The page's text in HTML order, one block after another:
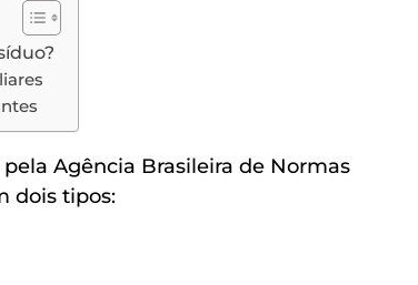
Agência Brasileira de Normas
dois tipos: